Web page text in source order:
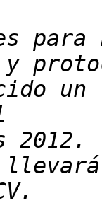
un